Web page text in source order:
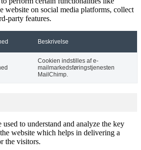
website on social media platforms, collect
party features.
Beskrivelse
Cookien indstilles af e-
mailmarkedsføringstjenesten
MailChimp.
used to understand and analyze the key
website which helps in delivering a
the visitors.